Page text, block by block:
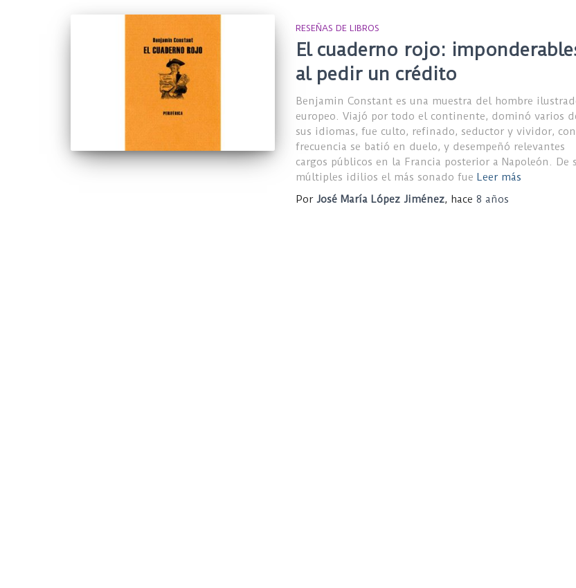
RESEÑAS DE LIBROS
El cuaderno rojo:
al pedir un crédito
Benjamin Constant es una muestra del hombre
europeo. Viajó por todo el continente, dominó varios
sus idiomas, fue culto, refinado, seductor y vividor, con
frecuencia se batió en duelo, y desempeñó relevantes
cargos públicos en la Francia posterior a Napoleón. De
múltiples idilios el más sonado fue Leer más
Por José María López Jiménez, hace 8 años